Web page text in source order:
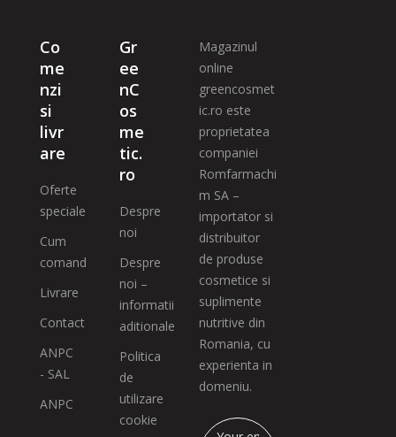
Co
me
nzi
si
livr
are
Oferte
speciale
Cum
comand
Livrare
Contact
ANPC
- SAL
ANPC
Gr
ee
nC
os
me
tic.
ro
Despre
noi
Despre
noi –
informatii
aditionale
Politica
de
utilizare
cookie
Magazinul
online
greencosmet
ic.ro este
proprietatea
companiei
Romfarmachi
m SA –
importator si
distribuitor
de produse
cosmetice si
suplimente
nutritive din
Romania, cu
experienta in
domeniu.